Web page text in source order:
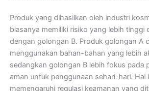
Produk yang dihasilkan oleh industri
biasanya memiliki risiko yang lebih tinggi
dengan golongan B. Produk golongan A
menggunakan bahan-bahan yang lebih
sedangkan golongan B lebih fokus pada
aman untuk penggunaan sehari-hari. Hal
memengaruhi regulasi keamanan yang